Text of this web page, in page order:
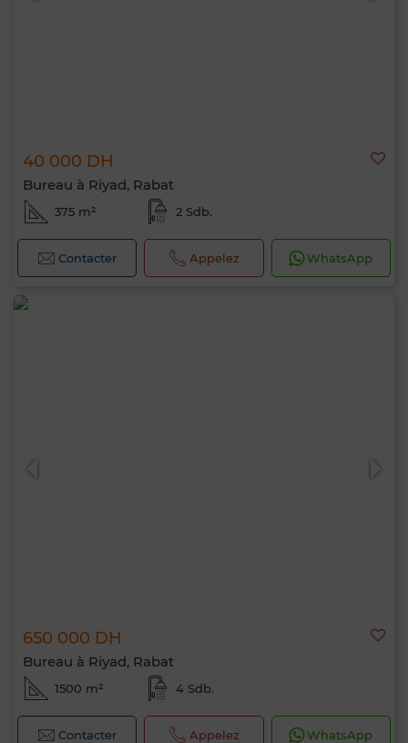
40 000 DH
Bureau à Riyad, Rabat
375 m² 2 Sdb.
Contacter Appelez WhatsApp
650 000 DH
Bureau à Riyad, Rabat
1500 m² 4 Sdb.
Contacter Appelez WhatsApp